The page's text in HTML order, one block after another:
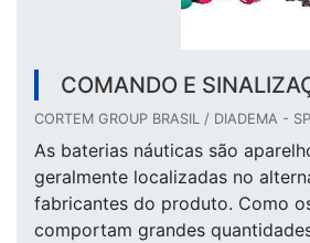
COMANDO E
CORTEM GROUP BRASIL / DIADEMA - SP
As baterias náuticas são
geralmente localizadas no
fabricantes do produto. Como
comportam grandes